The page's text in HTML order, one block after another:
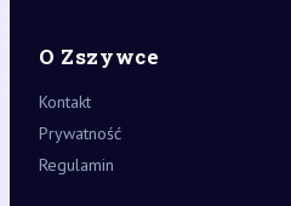
O Zszywce
Kontakt
Prywatność
Regulamin